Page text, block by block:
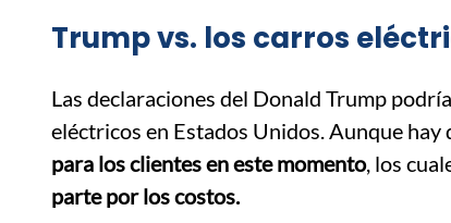
Trump vs. los carros
Las declaraciones del Donald Trump
eléctricos en Estados Unidos. Aunque hay
para los clientes en este momento, los
parte por los costos.